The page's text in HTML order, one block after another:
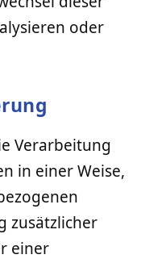
oder
Verarbeitung
in einer Weise,
zusätzlicher
einer